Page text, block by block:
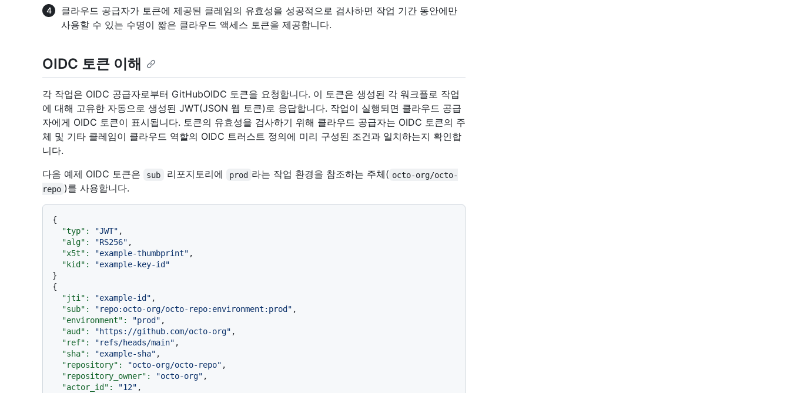
클라우드 공급자가 토큰에 제공된 클레임의 유효성을 성공적으로 검사하면 작업 기간 동안에만
사용할 수 있는 수명이 짧은 클라우드 액세스 토큰을 제공합니다.
OIDC 토큰 이해
각 작업은 OIDC 공급자로부터 GitHubOIDC 토큰을 요청합니다. 이 토큰은 생성된 각 워크플로 작업
에 대해 고유한 자동으로 생성된 JWT(JSON 웹 토큰)로 응답합니다. 작업이 실행되면 클라우드 공급
자에게 OIDC 토큰이 표시됩니다. 토큰의 유효성을 검사하기 위해 클라우드 공급자는 OIDC 토큰의 주
체 및 기타 클레임이 클라우드 역할의 OIDC 트러스트 정의에 미리 구성된 조건과 일치하는지 확인합
니다.
다음 예제 OIDC 토큰은
sub 리포지토리에 prod 라는 작업 환경을 참조하는 주체( octo-org/octo-
repo )를 사용합니다.
{
"typ":
"JWT" ,
"alg":
"RS256" ,
"x5t":
"example-thumbprint" ,
"kid":
"example-key-id"
}
{
"jti":
"example-id" ,
"sub":
"repo:octo-org/octo-repo:environment:prod" ,
"environment":
"prod" ,
"aud":
"https://github.com/octo-org" ,
"ref":
"refs/heads/main" ,
"sha":
"example-sha" ,
"repository":
"octo-org/octo-repo" ,
"repository_owner":
"octo-org" ,
"actor_id":
"12" ,